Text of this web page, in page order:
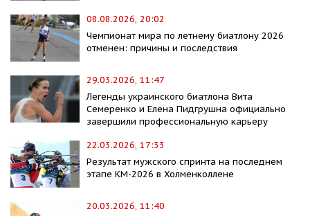
08.08.2026, 20:02
Чемпионат мира по летнему биатлону 2026
отменен: причины и последствия
29.03.2026, 11:47
Легенды украинского биатлона Вита
Семеренко и Елена Пидгрушна официально
завершили профессиональную карьеру
22.03.2026, 17:33
Результат мужского спринта на последнем
этапе КМ-2026 в Холменколлене
20.03.2026, 11:40